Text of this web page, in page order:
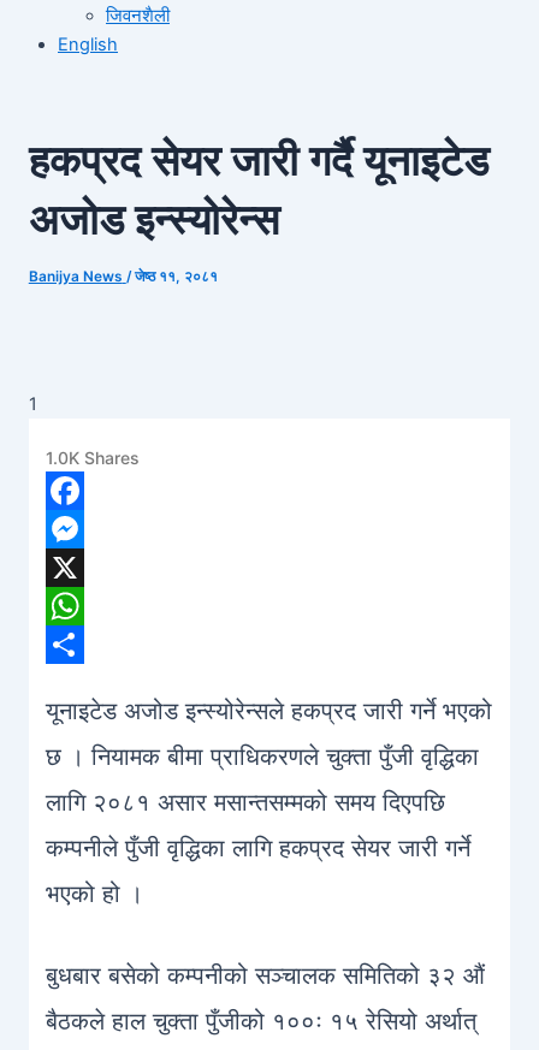
जिवनशैली
English
हकप्रद सेयर जारी गर्दै यूनाइटेड
अजोड इन्स्योरेन्स
Banijya News /जेष्ठ ११, २०८१
1
1.0K Shares
Facebook
Messenger
X
WhatsApp
यूनाइटेड अजोड इन्स्योरेन्सले हकप्रद जारी गर्ने भएको
छ । नियामक बीमा प्राधिकरणले चुक्ता पुँजी वृद्धिका
लागि २०८१ असार मसान्तसम्मको समय दिएपछि
कम्पनीले पुँजी वृद्धिका लागि हकप्रद सेयर जारी गर्ने
भएको हो ।
बुधबार बसेको कम्पनीको सञ्चालक समितिको ३२ औं
बैठकले हाल चुक्ता पुँजीको १००ः १५ रेसियो अर्थात्